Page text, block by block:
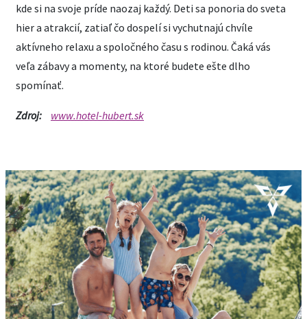
kde si na svoje príde naozaj každý. Deti sa ponoria do sveta
hier a atrakcií, zatiaľ čo dospelí si vychutnajú chvíle
aktívneho relaxu a spoločného času s rodinou. Čaká vás
veľa zábavy a momenty, na ktoré budete ešte dlho
spomínať.
Zdroj: www.hotel-hubert.sk